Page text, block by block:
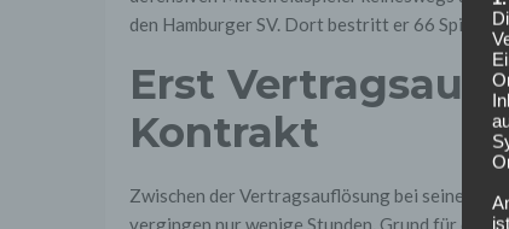
den Hamburger SV. Dort bestritt er 66 Spiele
Erst
Kontrakt
Zwischen der Vertragsauflösung bei seinem
vergingen nur wenige Stunden. Grund für die